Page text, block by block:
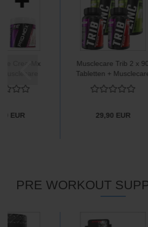
Crea-Mx
300g +
Pro Nox
EUR
Musclecare Trib 2 x
Tabletten +
Zinc 2 x 90 Tabletten
29,90 EUR
PRE WORKOUT